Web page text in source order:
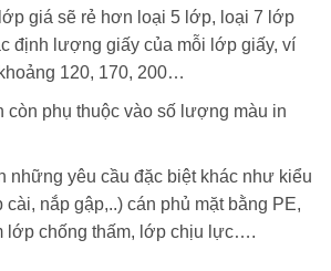
giá sẽ rẻ hơn loại 5 lớp, loại 7 lớp
định lượng giấy của mỗi lớp giấy, ví
120, 170, 200…
còn phụ thuộc vào số lượng màu in
những yêu cầu đặc biệt khác như kiểu
cài, nắp gập,..) cán phủ mặt bằng PE,
lớp chống thấm, lớp chịu lực….